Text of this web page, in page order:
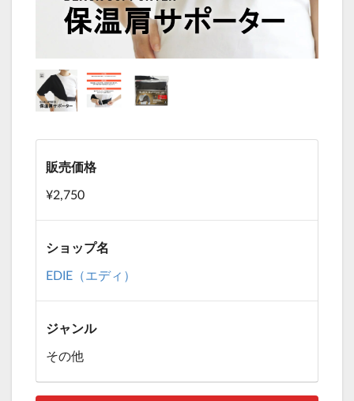
販売価格
¥2,750
ショップ名
EDIE（エディ）
ジャンル
その他